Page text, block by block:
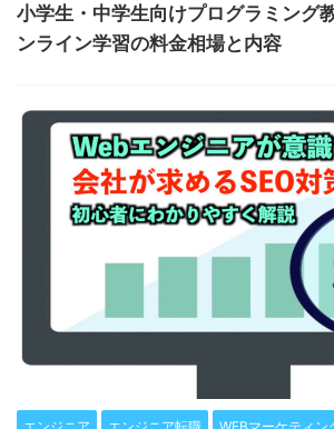
小学生・中学生向けプログラミング
ンライン学習の料金相場と内容